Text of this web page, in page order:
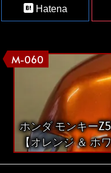
Hatena
M-060
ホンダ モンキー
【オレンジ ＆ ホ